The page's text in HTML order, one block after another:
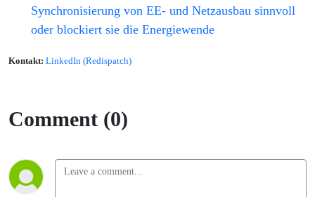
Synchronisierung von EE- und Netzausbau sinnvoll
oder blockiert sie die Energiewende
Kontakt: LinkedIn (Redispatch)
Comment (0)